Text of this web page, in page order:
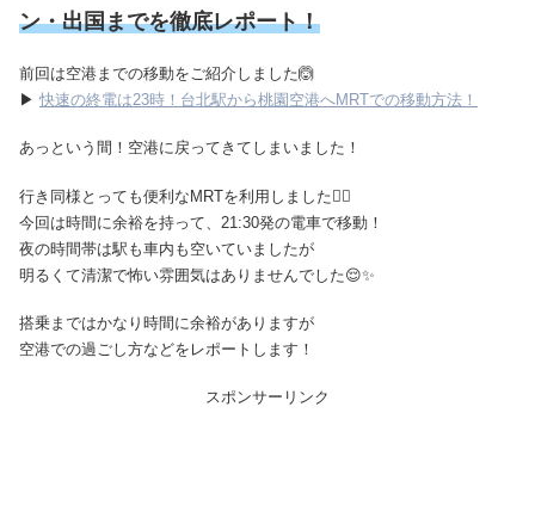
ン・出国までを徹底レポート！
前回は空港までの移動をご紹介しました🙆
▶ 快速の終電は23時！台北駅から桃園空港へMRTでの移動方法！
あっという間！空港に戻ってきてしまいました！
行き同様とっても便利なMRTを利用しました🏃‍♂️
今回は時間に余裕を持って、21:30発の電車で移動！
夜の時間帯は駅も車内も空いていましたが
明るくて清潔で怖い雰囲気はありませんでした😌✨
搭乗まではかなり時間に余裕がありますが
空港での過ごし方などをレポートします！
スポンサーリンク